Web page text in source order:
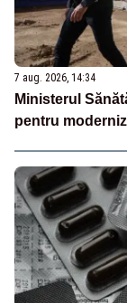
7 aug. 2026, 14:34
Ministerul
pentru